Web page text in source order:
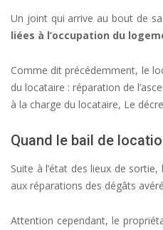
Un joint qui arrive au bout de
liées à l’occupation du
Comme dit précédemment, le
du locataire : réparation de
à la charge du locataire, Le
Quand le bail de
Suite à l’état des lieux de
aux réparations des dégâts
Attention cependant, le